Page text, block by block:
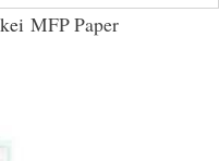
MFP Paper